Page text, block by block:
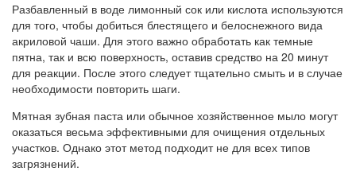
Разбавленный в воде лимонный сок или кислота используются
для того, чтобы добиться блестящего и белоснежного вида
акриловой чаши. Для этого важно обработать как темные
пятна, так и всю поверхность, оставив средство на 20 минут
для реакции. После этого следует тщательно смыть и в случае
необходимости повторить шаги.
Мятная зубная паста или обычное хозяйственное мыло могут
оказаться весьма эффективными для очищения отдельных
участков. Однако этот метод подходит не для всех типов
загрязнений.